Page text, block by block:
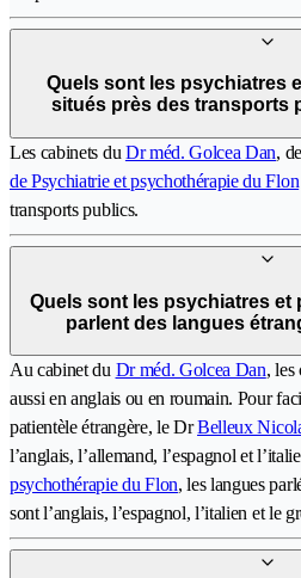
Quels sont les psychiatres
situés près des transports
Les cabinets du Dr méd. Golcea Dan, de
de Psychiatrie et psychothérapie du Flon
transports publics.
Quels sont les psychiatres
parlent des langues
Au cabinet du Dr méd. Golcea Dan, les
aussi en anglais ou en roumain. Pour
patientèle étrangère, le DrBelleux
l’anglais, l’allemand, l’espagnol et
psychothérapie du Flon, les langues
sont l’anglais, l’espagnol, l’italien et le